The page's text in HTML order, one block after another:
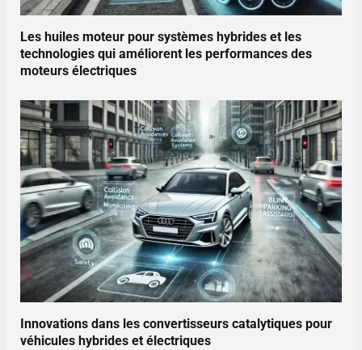
Les huiles moteur pour systèmes hybrides et les
technologies qui améliorent les performances des
moteurs électriques
Innovations dans les convertisseurs catalytiques pour
véhicules hybrides et électriques